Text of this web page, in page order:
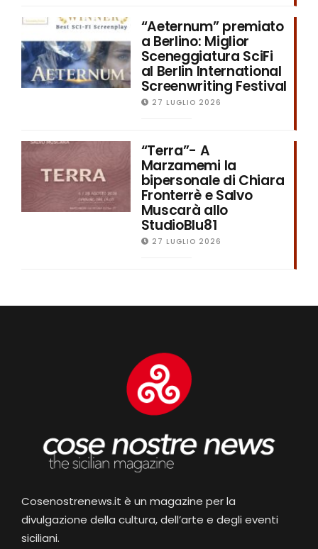
“Aeternum” premiato
a Berlino: Miglior
Sceneggiatura SciFi
al Berlin International
Screenwriting Festival
27 LUGLIO 2026
“Terra”- A
Marzamemi la
bipersonale di Chiara
Fronterrè e Salvo
Muscarà allo
StudioBlu81
27 LUGLIO 2026
Cosenostrenews.it è un magazine per la
divulgazione della cultura, dell’arte e degli eventi
siciliani.